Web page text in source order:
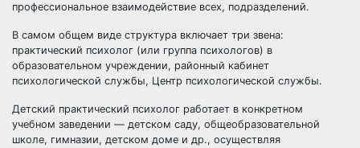
профессиональное взаимодействие всех, подразделений.
В самом общем виде структура включает три звена:
практический психолог (или группа психологов) в
образовательном учреждении, районный кабинет
психологической службы, Центр психологической службы.
Детский практический психолог работает в конкретном
учебном заведении — детском саду, общеобразовательной
школе, гимназии, детском доме и др., осуществляя